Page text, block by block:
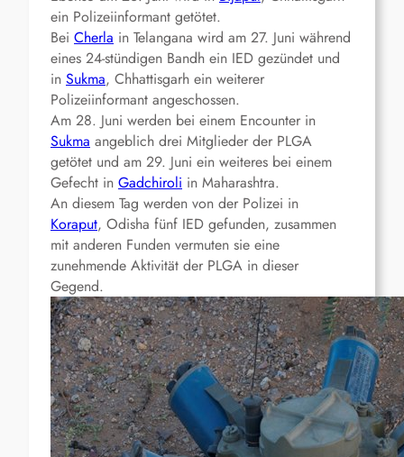
ein Polizeiinformant getötet.
Bei Cherla in Telangana wird am 27. Juni während
eines 24-stündigen Bandh ein IED gezündet und
in Sukma, Chhattisgarh ein weiterer
Polizeiinformant angeschossen.
Am 28. Juni werden bei einem Encounter in
Sukma angeblich drei Mitglieder der PLGA
getötet und am 29. Juni ein weiteres bei einem
Gefecht in Gadchiroli in Maharashtra.
An diesem Tag werden von der Polizei in
Koraput, Odisha fünf IED gefunden, zusammen
mit anderen Funden vermuten sie eine
zunehmende Aktivität der PLGA in dieser
Gegend.